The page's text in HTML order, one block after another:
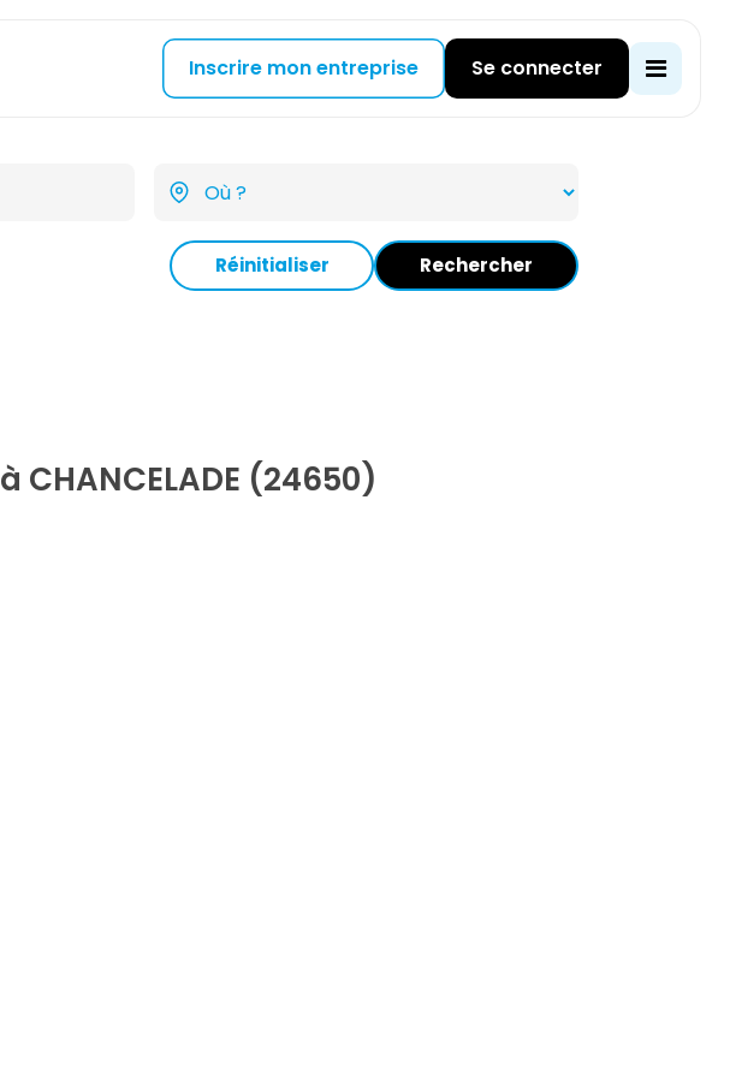
Inscrire mon entreprise Se connecter
Réinitialiser Rechercher
à CHANCELADE (24650)